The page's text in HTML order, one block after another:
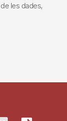
les dades,